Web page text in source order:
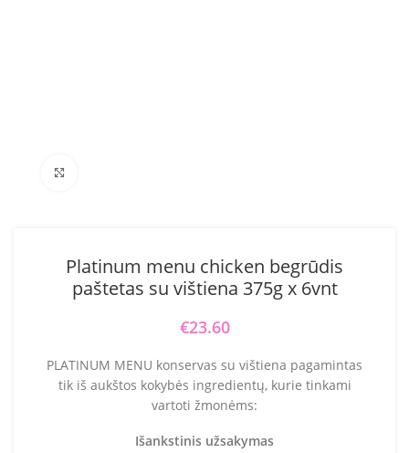
Platinum menu chicken begrūdis
paštetas su vištiena 375g x 6vnt
€23.60
PLATINUM MENU konservas su vištiena pagamintas
tik iš aukštos kokybės ingredientų, kurie tinkami
vartoti žmonėms:
Išankstinis užsakymas